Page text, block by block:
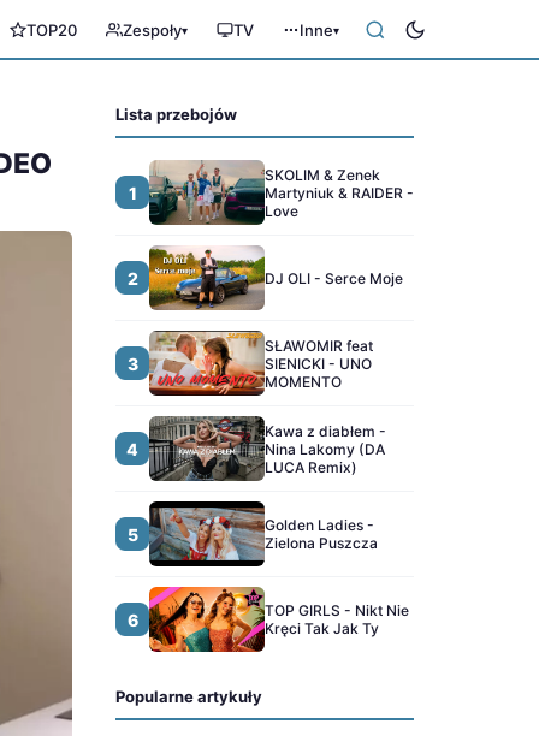
TOP20 Zespoły▾ TV Inne▾
Lista przebojów
1
SKOLIM & Zenek
Martyniuk & RAIDER -
Love
2 DJ OLI - Serce Moje
3
SŁAWOMIR feat
SIENICKI - UNO
MOMENTO
4
Kawa z diabłem -
Nina Lakomy (DA
LUCA Remix)
5
Golden Ladies -
Zielona Puszcza
6
TOP GIRLS - Nikt Nie
Kręci Tak Jak Ty
Popularne artykuły